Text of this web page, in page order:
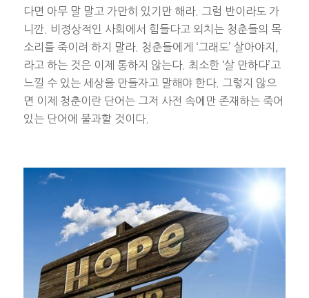
다면 아무 말 말고 가만히 있기만 해라. 그럼 반이라도 가
니깐. 비정상적인 사회에서 힘들다고 외치는 청춘들의 목
소리를 죽이려 하지 말라. 청춘들에게 ‘그래도’ 살아야지,
라고 하는 것은 이제 통하지 않는다. 최소한 ‘살 만하다’고
느낄 수 있는 세상을 만들자고 말해야 한다. 그렇지 않으
면 이제 청춘이란 단어는 그저 사전 속에만 존재하는 죽어
있는 단어에 불과할 것이다.